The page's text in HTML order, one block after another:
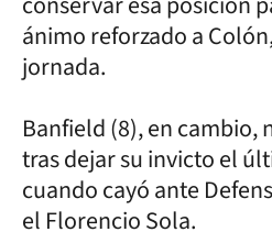
ánimo reforzado a
jornada.
Banfield (8), en cambio,
tras dejar su invicto el
cuando cayó ante
el Florencio Sola.